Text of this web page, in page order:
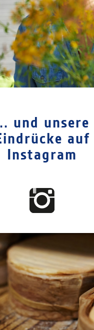
und unsere
auf
Instagram